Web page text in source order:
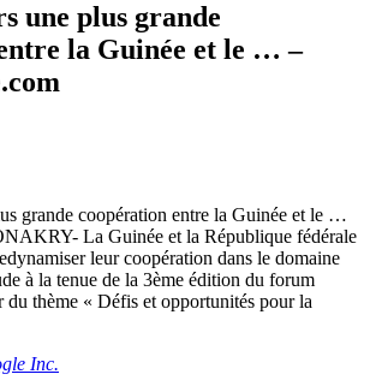
une plus grande
la Guinée et le … –
grande coopération entre la Guinée et le …
La Guinée et la République fédérale
leur coopération dans le domaine
à la tenue de la 3ème édition du forum
thème « Défis et opportunités pour la
Inc.